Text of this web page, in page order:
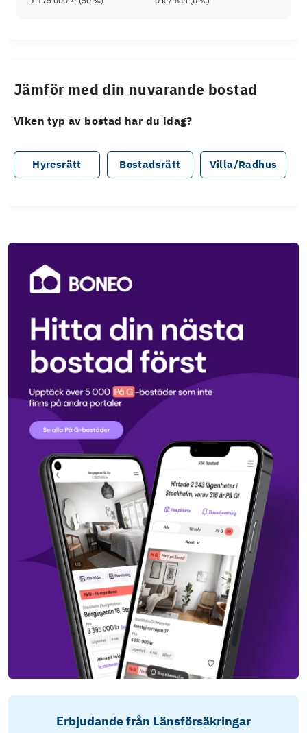
Jämför med din nuvarande bostad
Viken typ av bostad har du idag?
Hyresrätt Bostadsrätt Villa/Radhus
Erbjudande från Länsförsäkringar